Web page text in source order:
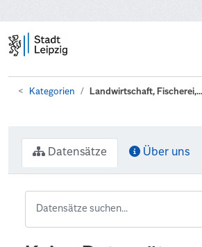
Kategorien Landwirtschaft, Fischerei,...
Datensätze Über uns